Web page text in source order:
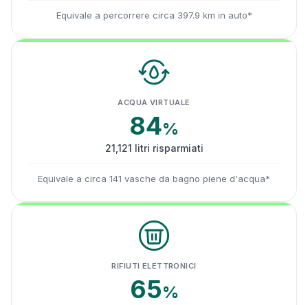
Equivale a percorrere circa 397.9 km in auto*
ACQUA VIRTUALE
84%
21,121 litri risparmiati
Equivale a circa 141 vasche da bagno piene d'acqua*
RIFIUTI ELETTRONICI
65%